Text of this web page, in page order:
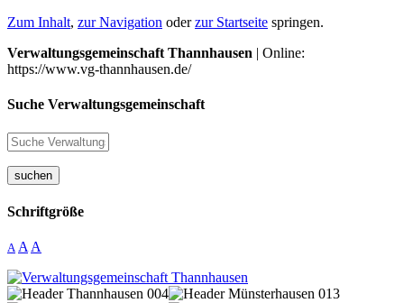
Zum Inhalt, zur Navigation oderzur Startseite springen.
Verwaltungsgemeinschaft Thannhausen | Online:
https://www.vg-thannhausen.de/
Suche Verwaltungsgemeinschaft
suchen
Schriftgröße
A A A